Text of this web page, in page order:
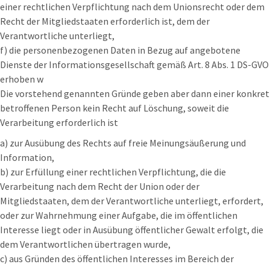
einer rechtlichen Verpflichtung nach dem Unionsrecht oder dem
Recht der Mitgliedstaaten erforderlich ist, dem der
Verantwortliche unterliegt,
f) die personenbezogenen Daten in Bezug auf angebotene
Dienste der Informationsgesellschaft gemäß Art. 8 Abs. 1 DS-GVO
erhoben w
Die vorstehend genannten Gründe geben aber dann einer konkret
betroffenen Person kein Recht auf Löschung, soweit die
Verarbeitung erforderlich ist
a) zur Ausübung des Rechts auf freie Meinungsäußerung und
Information,
b) zur Erfüllung einer rechtlichen Verpflichtung, die die
Verarbeitung nach dem Recht der Union oder der
Mitgliedstaaten, dem der Verantwortliche unterliegt, erfordert,
oder zur Wahrnehmung einer Aufgabe, die im öffentlichen
Interesse liegt oder in Ausübung öffentlicher Gewalt erfolgt, die
dem Verantwortlichen übertragen wurde,
c) aus Gründen des öffentlichen Interesses im Bereich der